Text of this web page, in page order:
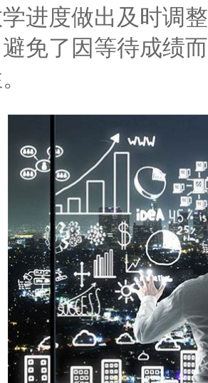
进度做出及时调
免了因等待成绩